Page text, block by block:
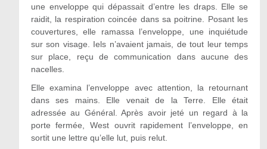
une enveloppe qui dépassait d’entre les draps. Elle se
raidit, la respiration coincée dans sa poitrine. Posant les
couvertures, elle ramassa l’enveloppe, une inquiétude
sur son visage. Iels n’avaient jamais, de tout leur temps
sur place, reçu de communication dans aucune des
nacelles.
Elle examina l’enveloppe avec attention, la retournant
dans ses mains. Elle venait de la Terre. Elle était
adressée au Général. Après avoir jeté un regard à la
porte fermée, West ouvrit rapidement l’enveloppe, en
sortit une lettre qu’elle lut, puis relut.